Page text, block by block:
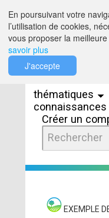
thématiques
connaissances
Créer un
EXEMPLE
En poursuivant votre
l’utilisation de cookies,
vous proposer la
savoir plus
J'accepte